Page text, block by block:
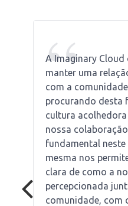
“
A Imaginary Cloud
manter uma
com a
procurando desta
cultura acolhedora
nossa
fundamental
mesma nos
clara de como a
percepcionada
comunidade, com